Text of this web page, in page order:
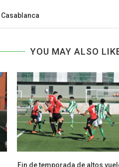
YOU MAY ALSO
Fin de temporada de altos